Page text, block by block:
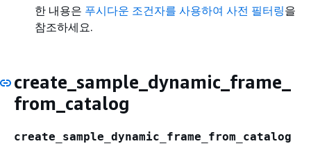
한 내용은 푸시다운 조건자를 사용하여 사전 필터링을
참조하세요.
create_sample_dynamic_frame_
from_catalog
create_sample_dynamic_frame_from_catalog